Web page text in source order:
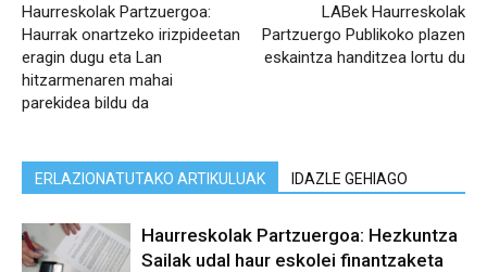
Haurreskolak Partzuergoa:
Haurrak onartzeko irizpideetan
eragin dugu eta Lan
hitzarmenaren mahai
parekidea bildu da
LABek Haurreskolak
Partzuergo Publikoko plazen
eskaintza handitzea lortu du
ERLAZIONATUTAKO ARTIKULUAK IDAZLE GEHIAGO
Haurreskolak Partzuergoa: Hezkuntza
Sailak udal haur eskolei finantzaketa